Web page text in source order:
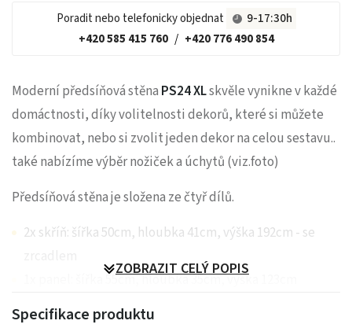
Poradit nebo telefonicky objednat
9-17:30h
+420 585 415 760 / +420 776 490 854
Moderní předsíňová stěna PS24 XLskvěle vynikne v každé
domáctnosti, díky volitelnosti dekorů, které si můžete
kombinovat, nebo si zvolit jeden dekor na celou sestavu..
také nabízíme výběr nožiček a úchytů (viz.foto)
Předsíňová stěna je složena ze čtyř dílů.
2x skříň: šířka 50cm, hloubka 41cm, výška 192cm - se
1x panel: šířka 55cm, hloubka 35cm, výška 123cm
ZOBRAZIT CELÝ POPIS
Specifikace produktu